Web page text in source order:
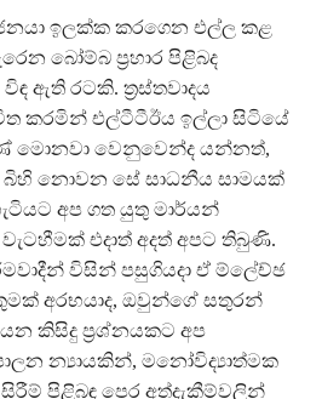
ජනයා ඉලක්ක කරගෙන එල්ල කළ
බෝම්බ ප්‍රහාර පිළිබද
ඇති රටකි. ත්‍රස්තවාදය
කරමින් එල්ටීටීඊය ඉල්ලා සිටියේ
මොනවා වෙනුවෙන්ද යන්නත්,
බිහි නොවන සේ සාධනීය සාමයක්
අප ගත යුතු මාර්යන්
එදාත් අදත් අපට තිබුණි.
විසින් පසුගියදා ඒ ම්ලේච්ඡ
අරභයාද, ඔවුන්ගේ සතුරන්
කිසිදු ප්‍රශ්නයකට අප
න්‍යායකින්, මනෝවිද්‍යාත්මක
පිළිබඳ පෙර අත්දැකීම්වලින්